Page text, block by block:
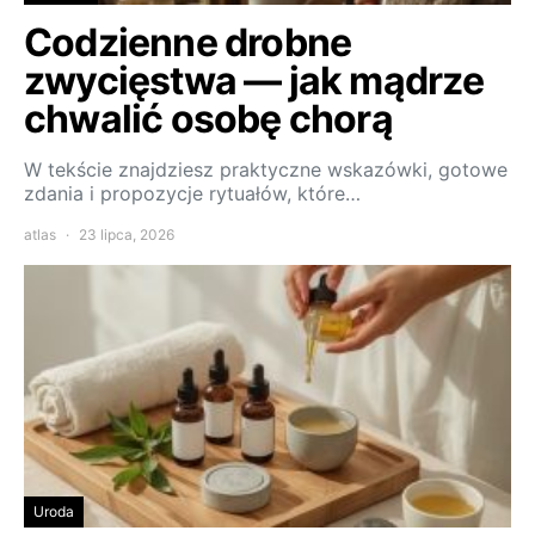
Codzienne drobne
zwycięstwa — jak mądrze
chwalić osobę chorą
W tekście znajdziesz praktyczne wskazówki, gotowe
zdania i propozycje rytuałów, które…
atlas 23 lipca, 2026
Uroda